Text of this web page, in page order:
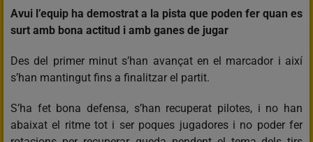
Avui l’equip ha demostrat a la pista que poden fer quan es
surt amb bona actitud i amb ganes de jugar
Des del primer minut s’han avançat en el marcador i així
s’han mantingut fins a finalitzar el partit.
S’ha fet bona defensa, s’han recuperat pilotes, i no han
abaixat el ritme tot i ser poques jugadores i no poder fer